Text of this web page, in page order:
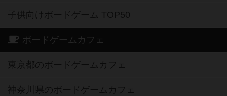
子供向けボードゲーム TOP50
ボードゲームカフェ
東京都のボードゲームカフェ
神奈川県のボードゲームカフェ